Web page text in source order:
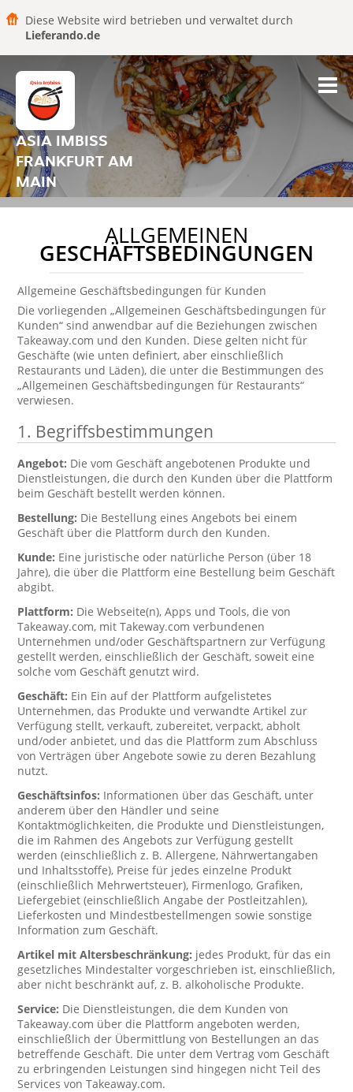
Diese Website wird betrieben und verwaltet durch
Lieferando.de
ASIA IMBISS
FRANKFURT AM
MAIN
ALLGEMEINEN
GESCHÄFTSBEDINGUNGEN
Allgemeine Geschäftsbedingungen für Kunden
Die vorliegenden „Allgemeinen Geschäftsbedingungen für
Kunden“ sind anwendbar auf die Beziehungen zwischen
Takeaway.com und den Kunden. Diese gelten nicht für
Geschäfte (wie unten definiert, aber einschließlich
Restaurants und Läden), die unter die Bestimmungen des
„Allgemeinen Geschäftsbedingungen für Restaurants“
verwiesen.
1. Begriffsbestimmungen
Angebot: Die vom Geschäft angebotenen Produkte und
Dienstleistungen, die durch den Kunden über die Plattform
beim Geschäft bestellt werden können.
Bestellung: Die Bestellung eines Angebots bei einem
Geschäft über die Plattform durch den Kunden.
Kunde: Eine juristische oder natürliche Person (über 18
Jahre), die über die Plattform eine Bestellung beim Geschäft
abgibt.
Plattform: Die Webseite(n), Apps und Tools, die von
Takeaway.com, mit Takeway.com verbundenen
Unternehmen und/oder Geschäftspartnern zur Verfügung
gestellt werden, einschließlich der Geschäft, soweit eine
solche vom Geschäft genutzt wird.
Geschäft: Ein Ein auf der Plattform aufgelistetes
Unternehmen, das Produkte und verwandte Artikel zur
Verfügung stellt, verkauft, zubereitet, verpackt, abholt
und/oder anbietet, und das die Plattform zum Abschluss
von Verträgen über Angebote sowie zu deren Bezahlung
nutzt.
Geschäftsinfos: Informationen über das Geschäft, unter
anderem über den Händler und seine
Kontaktmöglichkeiten, die Produkte und Dienstleistungen,
die im Rahmen des Angebots zur Verfügung gestellt
werden (einschließlich z. B. Allergene, Nährwertangaben
und Inhaltsstoffe), Preise für jedes einzelne Produkt
(einschließlich Mehrwertsteuer), Firmenlogo, Grafiken,
Liefergebiet (einschließlich Angabe der Postleitzahlen),
Lieferkosten und Mindestbestellmengen sowie sonstige
Information zum Geschäft.
Artikel mit Altersbeschränkung: jedes Produkt, für das ein
gesetzliches Mindestalter vorgeschrieben ist, einschließlich,
aber nicht beschränkt auf, z. B. alkoholische Produkte.
Service: Die Dienstleistungen, die dem Kunden von
Takeaway.com über die Plattform angeboten werden,
einschließlich der Übermittlung von Bestellungen an das
betreffende Geschäft. Die unter dem Vertrag vom Geschäft
zu erbringenden Leistungen sind hingegen nicht Teil des
Services von Takeaway.com.